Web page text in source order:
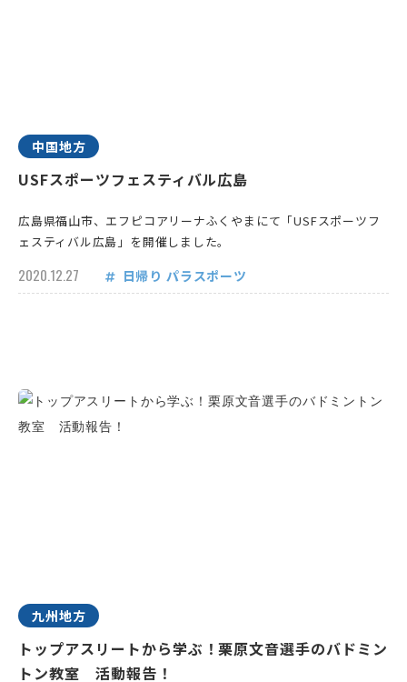
中国地方
USFスポーツフェスティバル広島
広島県福山市、エフピコアリーナふくやまにて「USFスポーツフ
ェスティバル広島」を開催しました。
2020.12.27 日帰り パラスポーツ
九州地方
トップアスリートから学ぶ！栗原文音選手のバドミン
トン教室 活動報告！